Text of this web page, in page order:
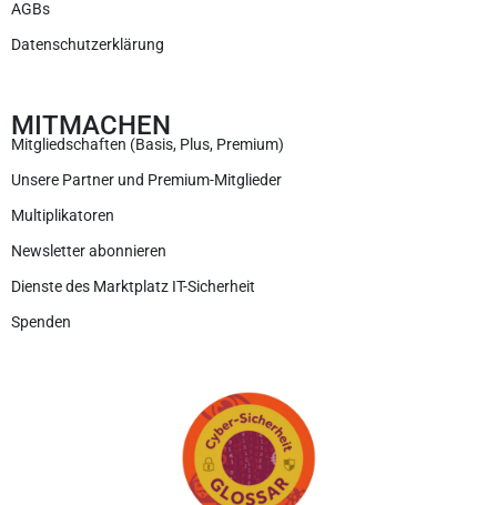
AGBs
Datenschutzerklärung
MITMACHEN
Mitgliedschaften (Basis, Plus, Premium)
Unsere Partner und Premium-Mitglieder
Multiplikatoren
Newsletter abonnieren
Dienste des Marktplatz IT-Sicherheit
Spenden